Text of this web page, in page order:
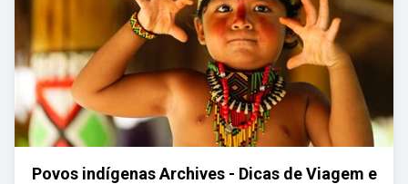
Povos indígenas Archives - Dicas de Viagem e